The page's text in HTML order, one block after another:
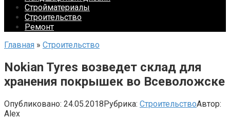
Стройматериалы
Строительство
Ремонт
Главная » Строительство
Nokian Tyres возведет склад для
хранения покрышек во Всеволожске
Опубликовано: 24.05.2018Рубрика: СтроительствоАвтор:
Alex